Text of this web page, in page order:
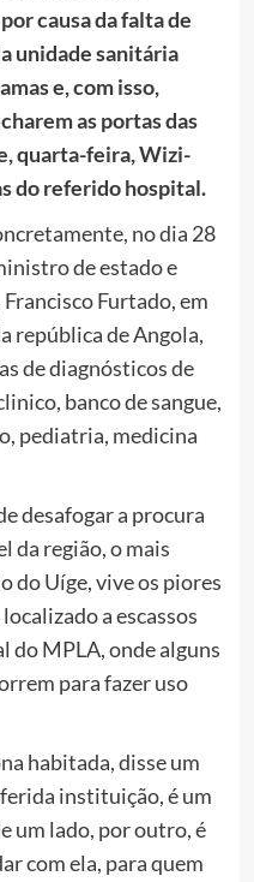
causa da falta de
unidade sanitária
e, com isso,
as portas das
quarta-feira, Wizi-
do referido hospital.
no dia 28
de estado e
Francisco Furtado, em
república de Angola,
de diagnósticos de
banco de sangue,
pediatria, medicina
desafogar a procura
da região, o mais
do Uíge, vive os piores
a escassos
do MPLA, onde alguns
para fazer uso
habitada, disse um
instituição, é um
um lado, por outro, é
com ela, para quem